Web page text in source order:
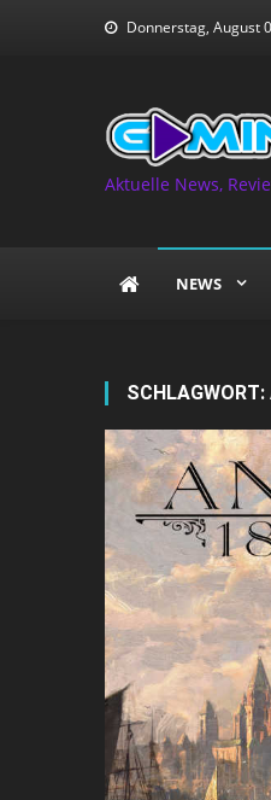
Donnerstag, August
Aktuelle News,
NEWS
SCHLAGWORT: